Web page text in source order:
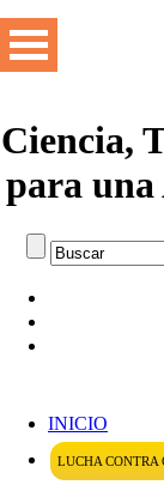
Ciencia,
para
INICIO
LUCHA CONTRA